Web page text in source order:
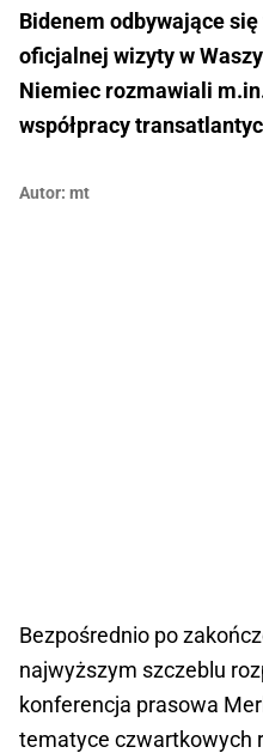
Bidenem odbywające
oficjalnej wizyty w
Niemiec rozmawiali
współpracy
Autor: mt
Bezpośrednio po
najwyższym szczeblu
konferencja prasowa
tematyce czwartkowych